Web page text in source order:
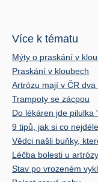
Více k tématu
Mýty o praskání v
Praskání v kloubech
Artrózu mají v ČR
Trampoty se zácpou
Do lékáren jde
9 tipů, jak si co
Vědci našli buňky,
Léčba bolesti u
Stav po vrozeném